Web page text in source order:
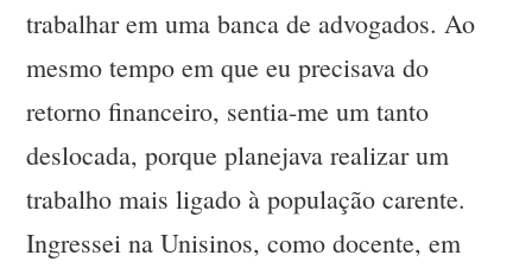
trabalhar em uma banca de advogados. Ao
mesmo tempo em que eu precisava do
retorno financeiro, sentia-me um tanto
deslocada, porque planejava realizar um
trabalho mais ligado à população carente.
Ingressei na Unisinos, como docente, em